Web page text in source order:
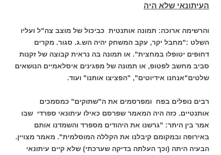
העיתונאי שלא היה
והרשימה ארוכה: תמונה אותנטית כביכול של מוצב צה"ל ועליו
השלט :"מחבל יקר, עקב המשחק יהיה הש.ג. סגור. מקרים
דחופים יטופלו במחצית". או תמונה בה נראית קבוצה של זקנות
סביב מחשב לפטופ, או תמונה של מפגינים איסלאמיים הנושאים
שלטים"אנחנו אידיוטים", "הפציצו אותנו" ועוד.
רבים נופלים בפח ומפרסמים את ה"שתוקים" כמסמכים
אותנטיים. כזה היה המאמר שפרסם כאילו עיתונאי ספרדי שבו
אמר בין היתר: "גרשנו את היהודים מספרד והשמדנו אותם
באירופה ובמקומם קיבלנו את הקללה המוסלמית". מאמר מצויין.
הבעיה היתה (וכך העלתה בדיקה שערכתי) שלא קיים עיתונאי